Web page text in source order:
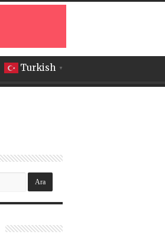
Turkish ▼